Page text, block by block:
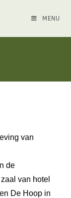
MENU
van
de
van hotel
De Hoop in